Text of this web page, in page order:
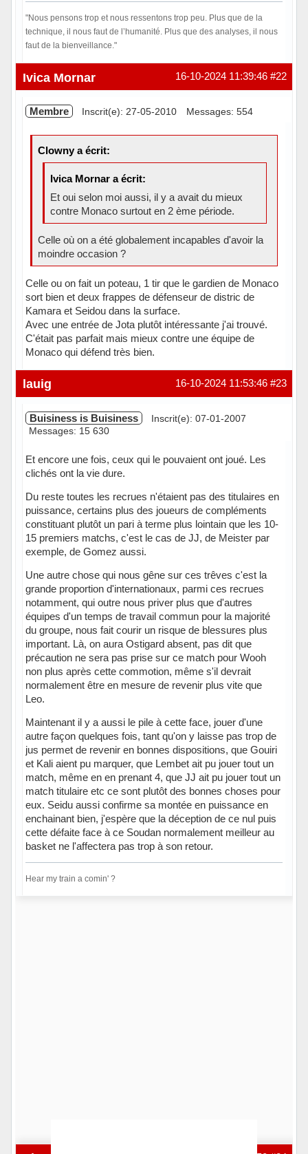
"Nous pensons trop et nous ressentons trop peu. Plus que de la
technique, il nous faut de l’humanité. Plus que des analyses, il nous
faut de la bienveillance."
Hors ligne #22
16-10-2024 11:39:46
Ivica Mornar
Membre Inscrit(e): 27-05-2010 Messages: 554
Clowny a écrit:
Ivica Mornar a écrit:
Et oui selon moi aussi, il y a avait du mieux
contre Monaco surtout en 2 ème période.
Celle où on a été globalement incapables d'avoir la
moindre occasion ?
Celle ou on fait un poteau, 1 tir que le gardien de Monaco
sort bien et deux frappes de défenseur de distric de
Kamara et Seidou dans la surface.
Avec une entrée de Jota plutôt intéressante j'ai trouvé.
C'était pas parfait mais mieux contre une équipe de
Monaco qui défend très bien.
En ligne #23
16-10-2024 11:53:46
lauig
Buisiness is Buisiness
Inscrit(e): 07-01-2007
Messages: 15 630
Et encore une fois, ceux qui le pouvaient ont joué. Les
clichés ont la vie dure.
Du reste toutes les recrues n'étaient pas des titulaires en
puissance, certains plus des joueurs de compléments
constituant plutôt un pari à terme plus lointain que les 10-
15 premiers matchs, c'est le cas de JJ, de Meister par
exemple, de Gomez aussi.
Une autre chose qui nous gêne sur ces trêves c'est la
grande proportion d'internationaux, parmi ces recrues
notamment, qui outre nous priver plus que d'autres
équipes d'un temps de travail commun pour la majorité
du groupe, nous fait courir un risque de blessures plus
important. Là, on aura Ostigard absent, pas dit que
précaution ne sera pas prise sur ce match pour Wooh
non plus après cette commotion, même s'il devrait
normalement être en mesure de revenir plus vite que
Leo.
Maintenant il y a aussi le pile à cette face, jouer d'une
autre façon quelques fois, tant qu'on y laisse pas trop de
jus permet de revenir en bonnes dispositions, que Gouiri
et Kali aient pu marquer, que Lembet ait pu jouer tout un
match, même en en prenant 4, que JJ ait pu jouer tout un
match titulaire etc ce sont plutôt des bonnes choses pour
eux. Seidu aussi confirme sa montée en puissance en
enchainant bien, j'espère que la déception de ce nul puis
cette défaite face à ce Soudan normalement meilleur au
basket ne l'affectera pas trop à son retour.
Hear my train a comin' ?